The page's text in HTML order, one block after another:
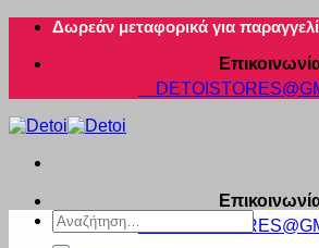
Μετάβαση
περιεχόμενο
Δωρεάν μεταφορικά για
Αναζήτηση
για: